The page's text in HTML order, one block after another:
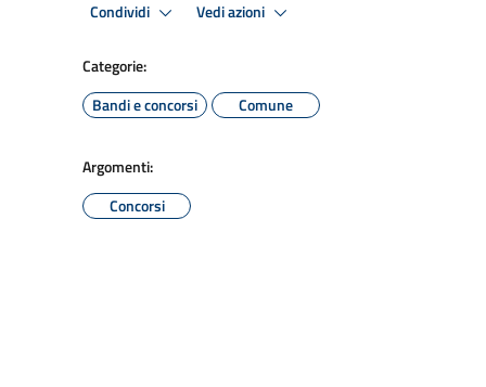
Condividi Vedi azioni
Categorie:
Bandi e concorsi
Comune
Argomenti:
Concorsi